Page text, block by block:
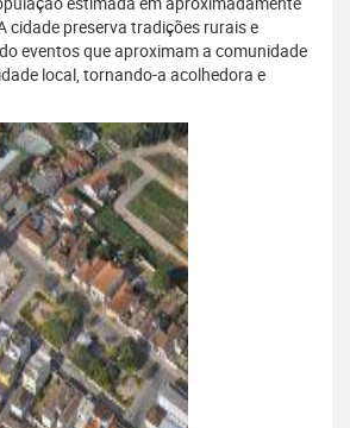
cidade preserva tradições rurais e
eventos que aproximam a comunidade
local, tornando-a acolhedora e